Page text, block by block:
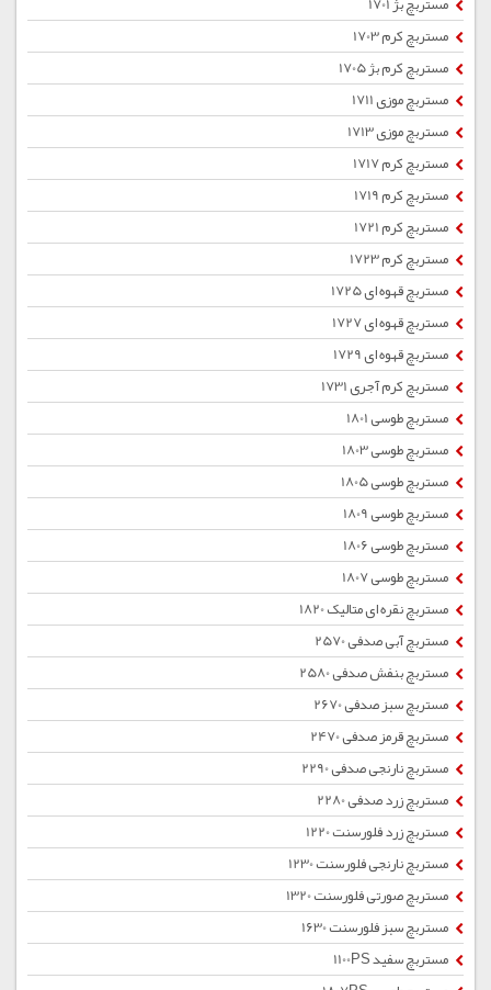
مستربچ کرم 1703
مستربچ کرم بژ 1705
مستربچ موزی 1711
مستربچ موزی 1713
مستربچ کرم 1717
مستربچ کرم 1719
مستربچ کرم 1721
مستربچ کرم 1723
مستربچ قهوه ای 1725
مستربچ قهوه ای 1727
مستربچ قهوه ای 1729
مستربچ کرم آجری 1731
مستربچ طوسی 1801
مستربچ طوسی 1803
مستربچ طوسی 1805
مستربچ طوسی 1809
مستربچ طوسی 1806
مستربچ طوسی 1807
مستربچ نقره ای متالیک 1820
مستربچ آبی صدفی 2570
مستربچ بنفش صدفی 2580
مستربچ سبز صدفی 2670
مستربچ قرمز صدفی 2470
مستربچ نارنجی صدفی 2290
مستربچ زرد صدفی 2280
مستربچ زرد فلورسنت 1220
مستربچ نارنجی فلورسنت 1230
مستربچ صورتی فلورسنت 1320
مستربچ سبز فلورسنت 1630
مستربچ سفید 1100PS